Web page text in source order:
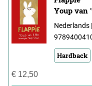
Youp van
Nederlands
Hardback
€12,50